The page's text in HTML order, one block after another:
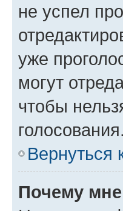
не успел
уже
могут
чтобы
голосования.
Вернуться
Почему